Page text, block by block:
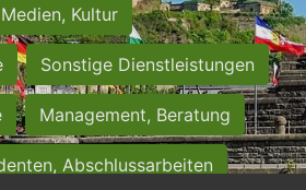
Kultur
Sonstige Dienstleistungen
Management, Beratung
Abschlussarbeiten